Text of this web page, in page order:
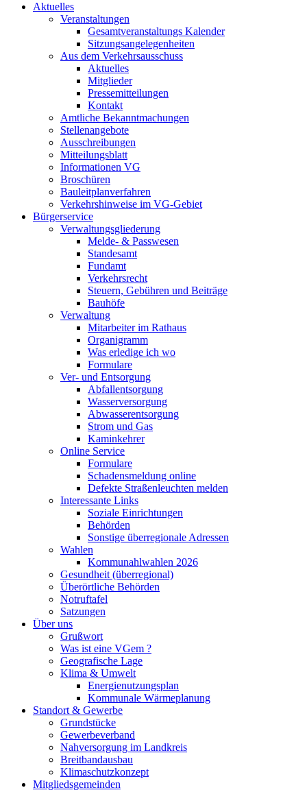
Aktuelles
Veranstaltungen
Gesamtveranstaltungs Kalender
Sitzungsangelegenheiten
Aus dem Verkehrsausschuss
Aktuelles
Mitglieder
Pressemitteilungen
Kontakt
Amtliche Bekanntmachungen
Stellenangebote
Ausschreibungen
Mitteilungsblatt
Informationen VG
Broschüren
Bauleitplanverfahren
Verkehrshinweise im VG-Gebiet
Bürgerservice
Verwaltungsgliederung
Melde- & Passwesen
Standesamt
Fundamt
Verkehrsrecht
Steuern, Gebühren und Beiträge
Bauhöfe
Verwaltung
Mitarbeiter im Rathaus
Organigramm
Was erledige ich wo
Formulare
Ver- und Entsorgung
Abfallentsorgung
Wasserversorgung
Abwasserentsorgung
Strom und Gas
Kaminkehrer
Online Service
Formulare
Schadensmeldung online
Defekte Straßenleuchten melden
Interessante Links
Soziale Einrichtungen
Behörden
Sonstige überregionale Adressen
Wahlen
Kommunahlwahlen 2026
Gesundheit (überregional)
Überörtliche Behörden
Notruftafel
Satzungen
Über uns
Grußwort
Was ist eine VGem ?
Geografische Lage
Klima & Umwelt
Energienutzungsplan
Kommunale Wärmeplanung
Standort & Gewerbe
Grundstücke
Gewerbeverband
Nahversorgung im Landkreis
Breitbandausbau
Klimaschutzkonzept
Mitgliedsgemeinden